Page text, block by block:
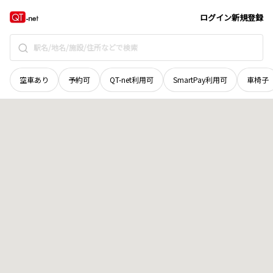
ログイン新規登録
空車あり 予約可 QT-net利用可 SmartPay利用可 車椅子
北海道